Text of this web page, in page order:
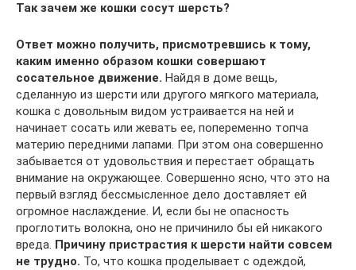
Так зачем же кошки сосут шерсть?
Ответ можно получить, присмотревшись к тому,
каким именно образом кошки совершают
сосательное движение. Найдя в доме вещь,
сделанную из шерсти или другого мягкого материала,
кошка с довольным видом устраивается на ней и
начинает сосать или жевать ее, попеременно топча
материю передними лапами. При этом она совершенно
забывается от удовольствия и перестает обращать
внимание на окружающее. Совершенно ясно, что это на
первый взгляд бессмысленное дело доставляет ей
огромное наслаждение. И, если бы не опасность
проглотить волокна, оно не причинило бы ей никакого
вреда. Причину пристрастия к шерсти найти совсем
не трудно. То, что кошка проделывает с одеждой,